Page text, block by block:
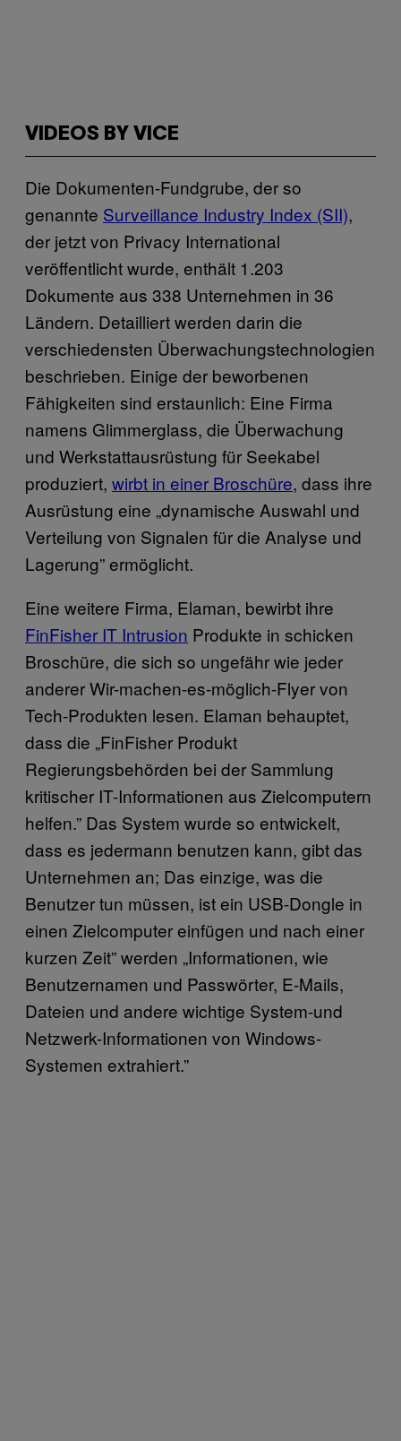
VIDEOS BY VICE
Die Dokumenten-Fundgrube, der so
genannte Surveillance Industry Index (SII),
der jetzt von Privacy International
veröffentlicht wurde, enthält 1.203
Dokumente aus 338 Unternehmen in 36
Ländern. Detailliert werden darin die
verschiedensten Überwachungstechnologien
beschrieben. Einige der beworbenen
Fähigkeiten sind erstaunlich: Eine Firma
namens Glimmerglass, die Überwachung
und Werkstattausrüstung für Seekabel
produziert, wirbt in einer Broschüre, dass ihre
Ausrüstung eine „dynamische Auswahl und
Verteilung von Signalen für die Analyse und
Lagerung” ermöglicht.
Eine weitere Firma, Elaman, bewirbt ihre
FinFisher IT Intrusion Produkte in schicken
Broschüre, die sich so ungefähr wie jeder
anderer Wir-machen-es-möglich-Flyer von
Tech-Produkten lesen. Elaman behauptet,
dass die „FinFisher Produkt
Regierungsbehörden bei der Sammlung
kritischer IT-Informationen aus Zielcomputern
helfen.” Das System wurde so entwickelt,
dass es jedermann benutzen kann, gibt das
Unternehmen an; Das einzige, was die
Benutzer tun müssen, ist ein USB-Dongle in
einen Zielcomputer einfügen und nach einer
kurzen Zeit” werden „Informationen, wie
Benutzernamen und Passwörter, E-Mails,
Dateien und andere wichtige System-und
Netzwerk-Informationen von Windows-
Systemen extrahiert.”